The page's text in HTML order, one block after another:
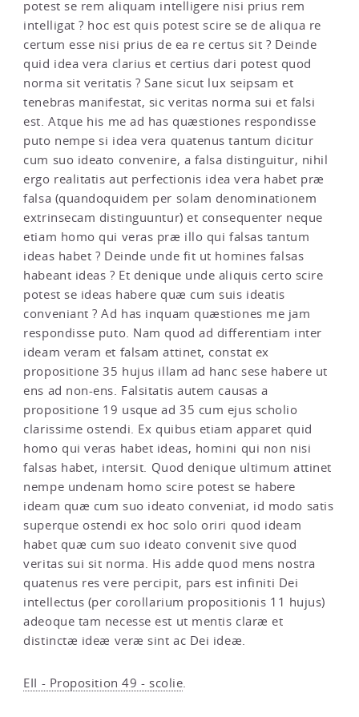
potest se rem aliquam intelligere nisi prius rem
intelligat ? hoc est quis potest scire se de aliqua re
certum esse nisi prius de ea re certus sit ? Deinde
quid idea vera clarius et certius dari potest quod
norma sit veritatis ? Sane sicut lux seipsam et
tenebras manifestat, sic veritas norma sui et falsi
est. Atque his me ad has quæstiones respondisse
puto nempe si idea vera quatenus tantum dicitur
cum suo ideato convenire, a falsa distinguitur, nihil
ergo realitatis aut perfectionis idea vera habet præ
falsa (quandoquidem per solam denominationem
extrinsecam distinguuntur) et consequenter neque
etiam homo qui veras præ illo qui falsas tantum
ideas habet ? Deinde unde fit ut homines falsas
habeant ideas ? Et denique unde aliquis certo scire
potest se ideas habere quæ cum suis ideatis
conveniant ? Ad has inquam quæstiones me jam
respondisse puto. Nam quod ad differentiam inter
ideam veram et falsam attinet, constat ex
propositione 35 hujus illam ad hanc sese habere ut
ens ad non-ens. Falsitatis autem causas a
propositione 19 usque ad 35 cum ejus scholio
clarissime ostendi. Ex quibus etiam apparet quid
homo qui veras habet ideas, homini qui non nisi
falsas habet, intersit. Quod denique ultimum attinet
nempe undenam homo scire potest se habere
ideam quæ cum suo ideato conveniat, id modo satis
superque ostendi ex hoc solo oriri quod ideam
habet quæ cum suo ideato convenit sive quod
veritas sui sit norma. His adde quod mens nostra
quatenus res vere percipit, pars est infiniti Dei
intellectus (per corollarium propositionis 11 hujus)
adeoque tam necesse est ut mentis claræ et
distinctæ ideæ veræ sint ac Dei ideæ.
EII - Proposition 49 - scolie.